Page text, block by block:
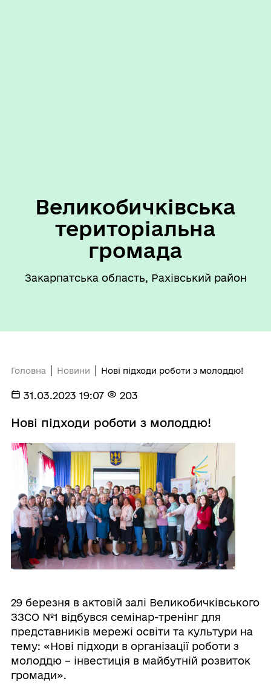
Великобичківська
територіальна
громада
Закарпатська область, Рахівський район
Головна Новини Нові підходи роботи з молоддю!
31.03.2023 19:07 203
Нові підходи роботи з молоддю!
29 березня в актовій залі Великобичківського
ЗЗСО №1 відбувся семінар-тренінг для
представників мережі освіти та культури на
тему: «Нові підходи в організації роботи з
молоддю – інвестиція в майбутній розвиток
громади».